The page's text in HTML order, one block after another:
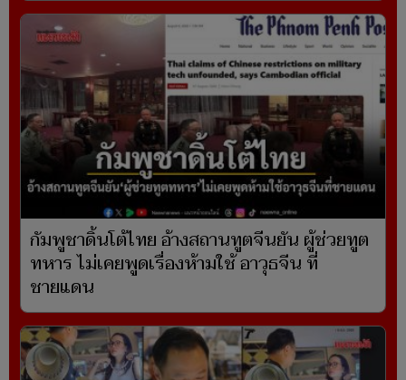
กัมพูชาดิ้นโต้ไทย อ้างสถานทูตจีนยัน ผู้ช่วยทูต
ทหาร ไม่เคยพูดเรื่องห้ามใช้ อาวุธจีน ที่
ชายแดน